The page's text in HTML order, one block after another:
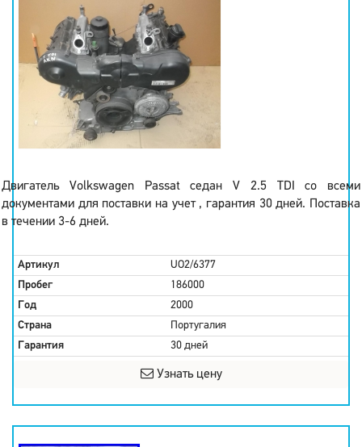
Двигатель Volkswagen Passat седан V 2.5 TDI со всеми
документами для поставки на учет , гарантия 30 дней. Поставка
в течении 3-6 дней.
Артикул
UO2/6377
Пробег
186000
Год
2000
Страна
Португалия
Гарантия
30 дней
Узнать цену